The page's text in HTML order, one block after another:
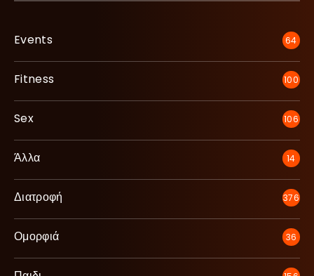
Events 64
Fitness 100
Sex 106
Άλλα 14
Διατροφή 376
Ομορφιά 36